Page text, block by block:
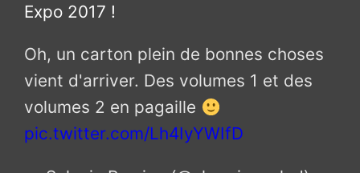
Expo 2017 !
Oh, un carton plein de bonnes choses
vient d'arriver. Des volumes 1 et des
volumes 2 en pagaille
pic.twitter.com/Lh4IyYWIfD